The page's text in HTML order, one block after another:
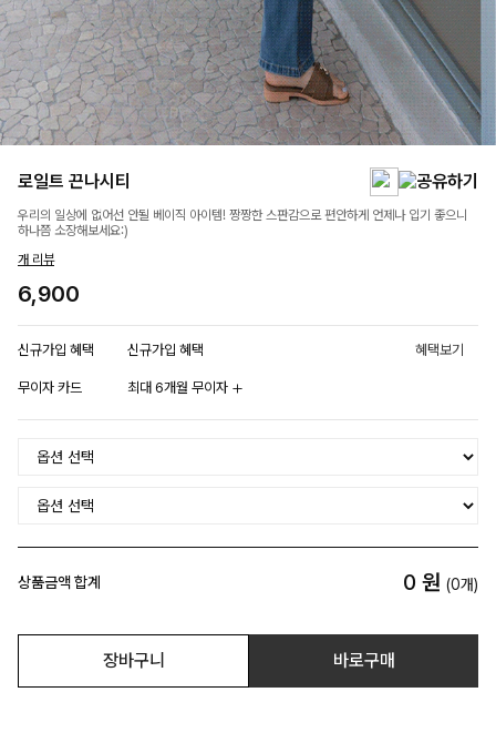
로일트 끈나시티
우리의 일상에 없어선 안될 베이직 아이템! 짱짱한 스판감으로 편안하게 언제나 입기 좋으니
하나쯤 소장해보세요:)
개 리뷰
6,900
신규가입 혜택 신규가입 혜택 혜택보기
무이자 카드 최대 6개월 무이자
상품금액 합계 0 원 (0개)
장바구니 바로구매